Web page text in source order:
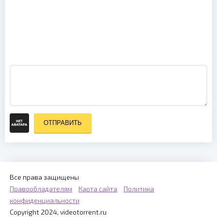
ОТПРАВИТЬ
Все права защищены
Правообладателям
Карта сайта
Политика
конфиденциальности
Copyright 2024, videotorrent.ru